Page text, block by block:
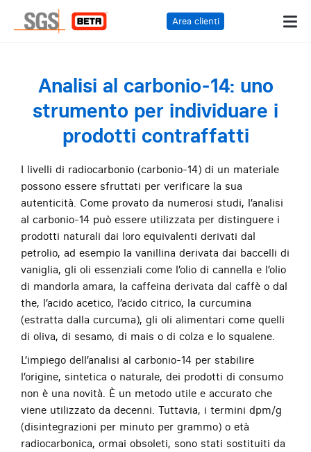
Area clienti
Analisi al carbonio-14: uno
strumento per individuare i
prodotti contraffatti
I livelli di radiocarbonio (carbonio-14) di un materiale
possono essere sfruttati per verificare la sua
autenticità. Come provato da numerosi studi, l’analisi
al carbonio-14 può essere utilizzata per distinguere i
prodotti naturali dai loro equivalenti derivati dal
petrolio, ad esempio la vanillina derivata dai baccelli di
vaniglia, gli oli essenziali come l’olio di cannella e l’olio
di mandorla amara, la caffeina derivata dal caffè o dal
the, l’acido acetico, l’acido citrico, la curcumina
(estratta dalla curcuma), gli oli alimentari come quelli
di oliva, di sesamo, di mais o di colza e lo squalene.
L’impiego dell’analisi al carbonio-14 per stabilire
l’origine, sintetica o naturale, dei prodotti di consumo
non è una novità. È un metodo utile e accurato che
viene utilizzato da decenni. Tuttavia, i termini dpm/g
(disintegrazioni per minuto per grammo) o età
radiocarbonica, ormai obsoleti, sono stati sostituiti da